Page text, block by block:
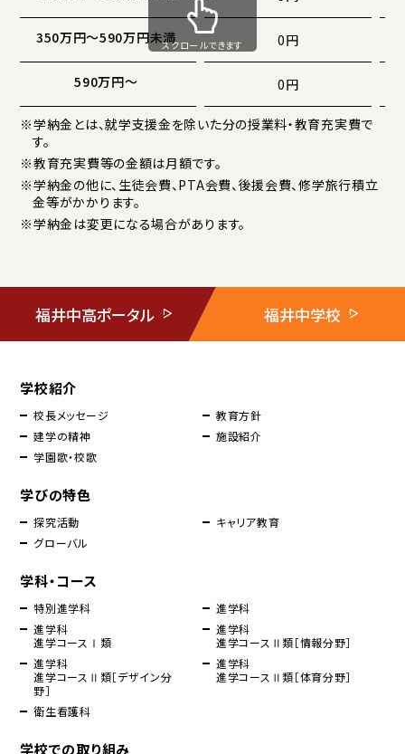
350万円〜590万円未満 0円
590万円〜 0円
スクロールできます
※学納金とは、就学支援金を除いた分の授業料・教育充実費で
す。
※教育充実費等の金額は月額です。
※学納金の他に、生徒会費、PTA会費、後援会費、修学旅行積立
金等がかかります。
※学納金は変更になる場合があります。
福井中高ポータル 福井中学校
学校紹介
校長メッセージ
教育方針
建学の精神
施設紹介
学園歌・校歌
学びの特色
探究活動
キャリア教育
グローバル
学科・コース
特別進学科
進学科
進学科
進学コースⅠ類
進学科
進学コースⅡ類［情報分野］
進学科
進学コースⅡ類［デザイン分
野］
進学科
進学コースⅡ類［体育分野］
衛生看護科
学校での取り組み